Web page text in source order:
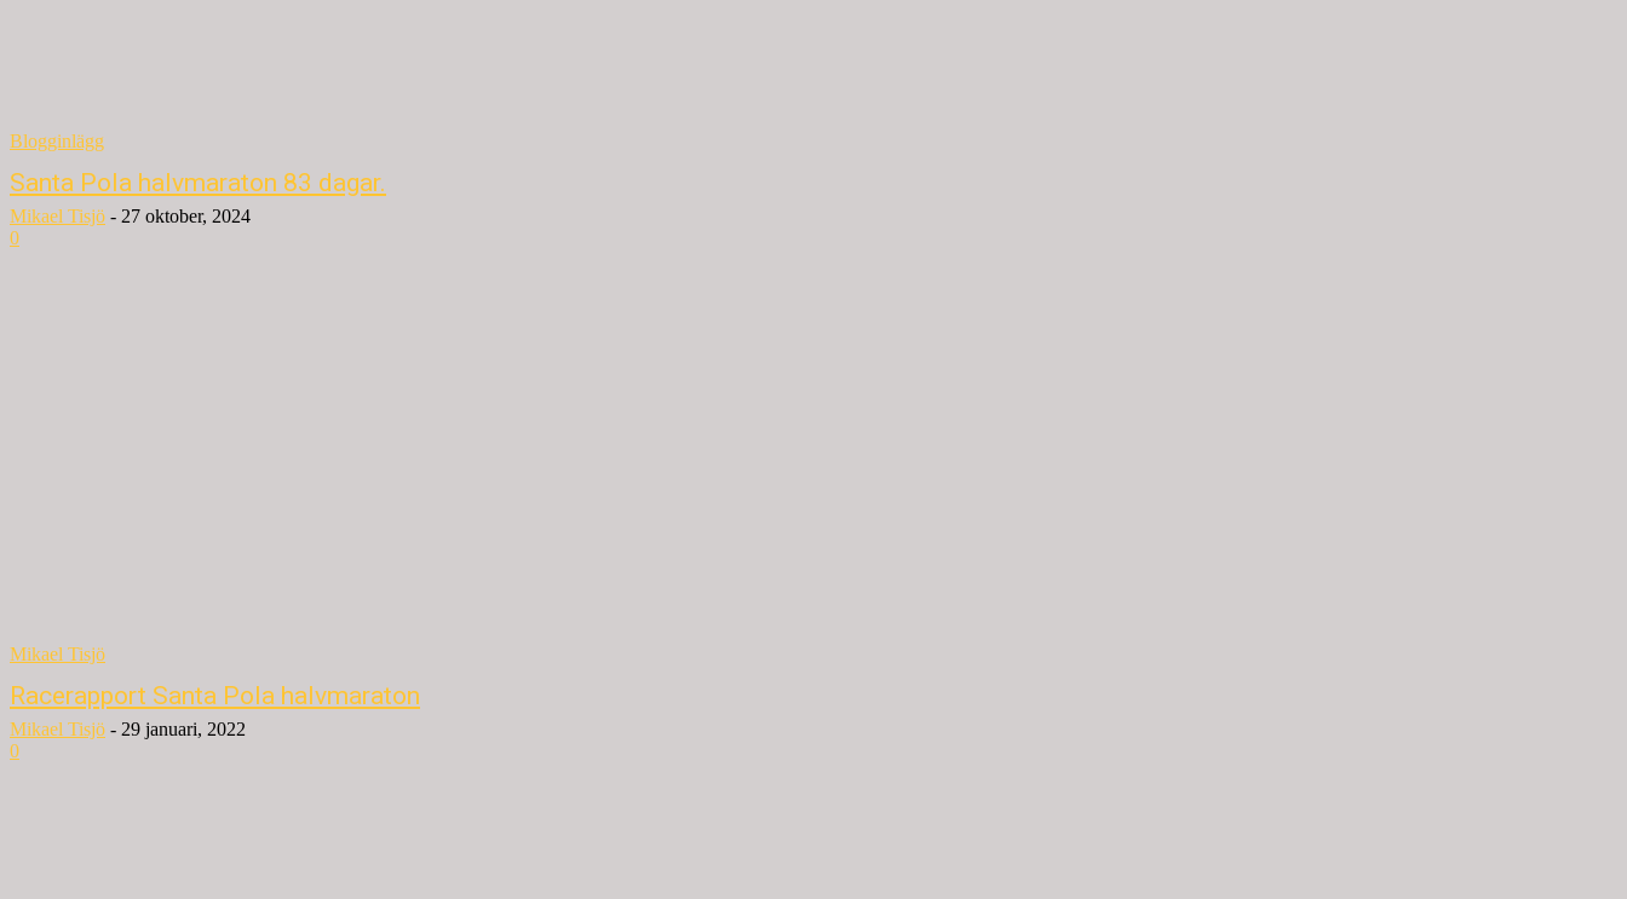
Blogginlägg
Santa Pola halvmaraton 83 dagar.
Mikael Tisjö - 27 oktober, 2024
0
Mikael Tisjö
Racerapport Santa Pola halvmaraton
Mikael Tisjö - 29 januari, 2022
0